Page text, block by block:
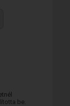
be.